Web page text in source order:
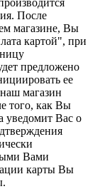
После
магазине, Вы
картой", при
предложено
ее
магазин
того, как Вы
уведомит Вас о
Вами
карты Вы